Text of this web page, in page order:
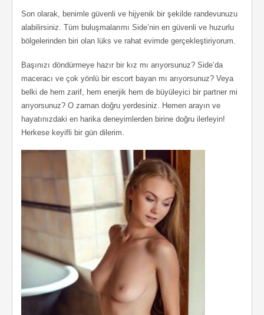
Son olarak, benimle güvenli ve hijyenik bir şekilde randevunuzu
alabilirsiniz. Tüm buluşmalarımı Side’nin en güvenli ve huzurlu
bölgelerinden biri olan lüks ve rahat evimde gerçekleştiriyorum.
Başınızı döndürmeye hazır bir kız mı arıyorsunuz? Side’da
maceracı ve çok yönlü bir escort bayan mı arıyorsunuz? Veya
belki de hem zarif, hem enerjik hem de büyüleyici bir partner mi
arıyorsunuz? O zaman doğru yerdesiniz. Hemen arayın ve
hayatınızdaki en harika deneyimlerden birine doğru ilerleyin!
Herkese keyifli bir gün dilerim.